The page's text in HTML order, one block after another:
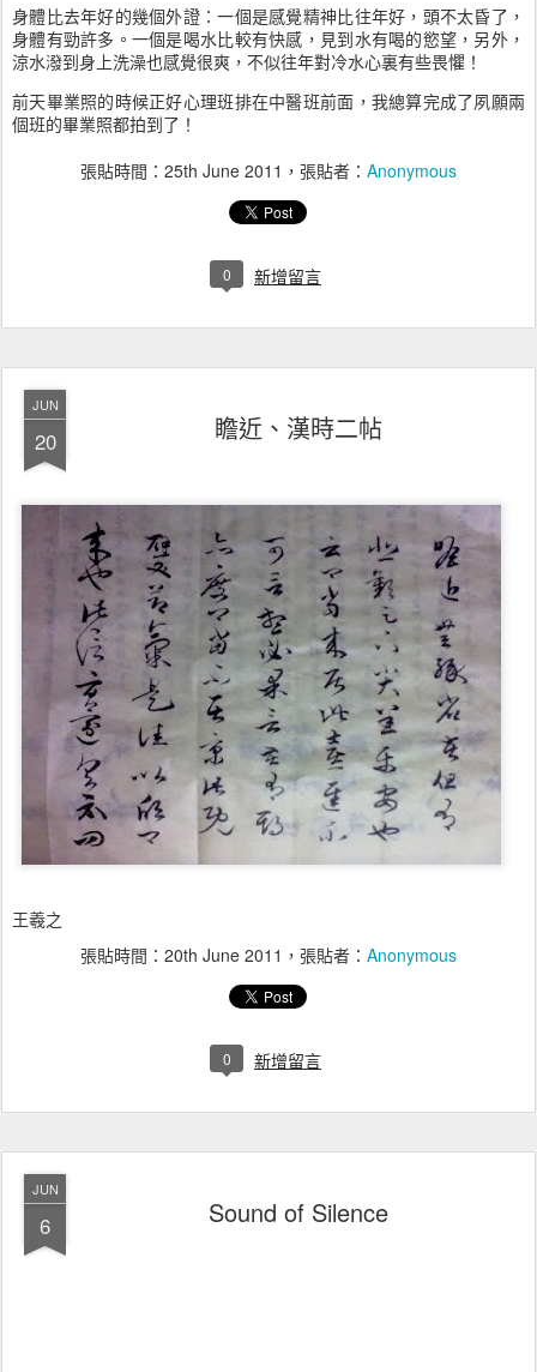
身體比去年好的幾個外證：一個是感覺精神比往年好，頭不太昏了，
身體有勁許多。一個是喝水比較有快感，見到水有喝的慾望，另外，
涼水潑到身上洗澡也感覺很爽，不似往年對冷水心裏有些畏懼！
前天畢業照的時候正好心理班排在中醫班前面，我總算完成了夙願兩
個班的畢業照都拍到了！
張貼時間： 25th June 2011 ，張貼者： Anonymous
0 新增留言
JUN
20 瞻近、漢時二帖
王羲之
張貼時間： 20th June 2011 ，張貼者： Anonymous
0 新增留言
JUN
6 Sound of Silence